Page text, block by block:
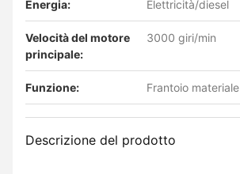
Energia: Elettricità/diesel
Velocità del motore
principale:
3000 giri/min
Funzione: Frantoio materiale
Descrizione del prodotto